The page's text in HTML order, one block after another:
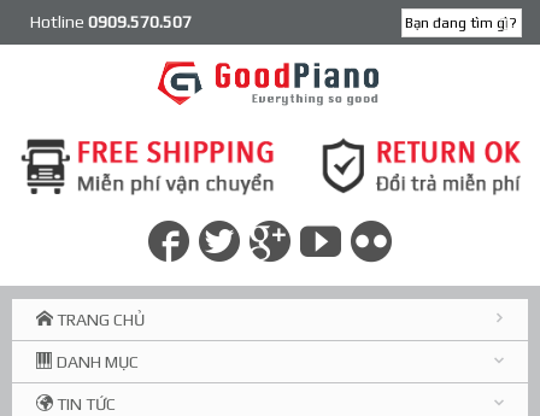
Hotline 0909.570.507
TRANG CHỦ
DANH MỤC
TIN TỨC